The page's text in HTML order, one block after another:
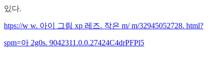
있다.
htps://w w. 아이 그림 xp 레즈. 작은 m/ m/32945052728. html?
spm=아 2g0s. 9042311.0.0.27424C4drPFPl5